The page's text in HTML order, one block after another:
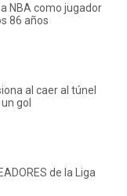
NBA como jugador
86 años
al caer al túnel
gol
de la Liga